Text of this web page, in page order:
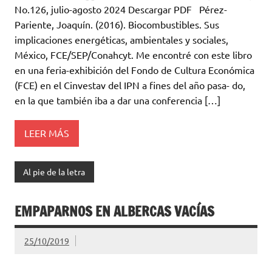
No.126, julio-agosto 2024 Descargar PDF Pérez-
Pariente, Joaquín. (2016). Biocombustibles. Sus
implicaciones energéticas, ambientales y sociales,
México, FCE/SEP/Conahcyt. Me encontré con este libro
en una feria-exhibición del Fondo de Cultura Económica
(FCE) en el Cinvestav del IPN a fines del año pasa- do,
en la que también iba a dar una conferencia […]
LEER MÁS
Al pie de la letra
EMPAPARNOS EN ALBERCAS VACÍAS
25/10/2019